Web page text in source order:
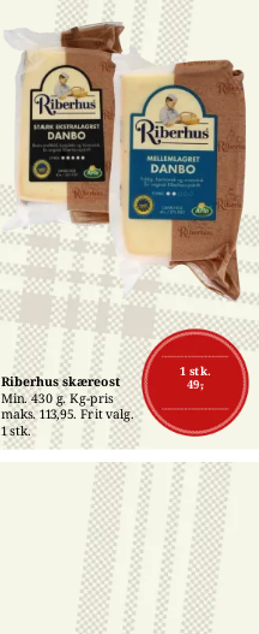
1 stk.
49,-
Riberhus skæreost
Min. 430 g. Kg-pris
maks. 113,95. Frit valg.
1 stk.